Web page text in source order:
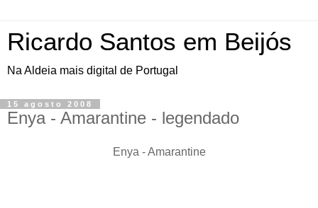
Ricardo Santos em Beijós
Na Aldeia mais digital de Portugal
15 agosto 2008
Enya - Amarantine - legendado
Enya - Amarantine